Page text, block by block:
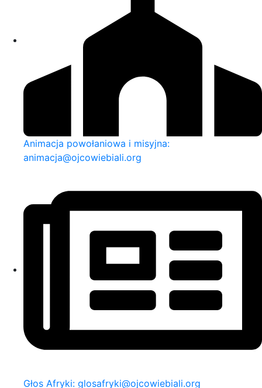
Animacja powołaniowa i misyjna:
animacja@ojcowiebiali.org
Głos Afryki: glosafryki@ojcowiebiali.org